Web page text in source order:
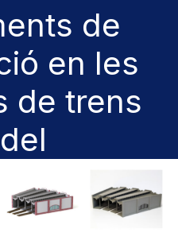
de
en les
de trens